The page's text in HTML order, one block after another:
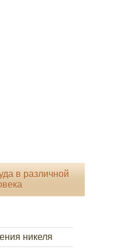
в различной
никеля